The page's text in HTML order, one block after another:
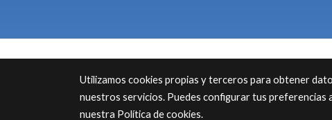
Utilizamos cookies propias y terceros para obtener
nuestros servicios. Puedes configurar tus preferencias
nuestra Política de cookies.